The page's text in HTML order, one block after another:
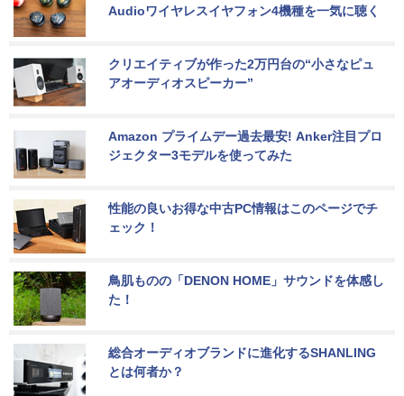
Audioワイヤレスイヤフォン4機種を一気に聴く
クリエイティブが作った2万円台の“小さなピュ
アオーディオスピーカー”
Amazon プライムデー過去最安! Anker注目プロ
ジェクター3モデルを使ってみた
性能の良いお得な中古PC情報はこのページでチ
ェック！
鳥肌ものの「DENON HOME」サウンドを体感し
た！
総合オーディオブランドに進化するSHANLING
とは何者か？